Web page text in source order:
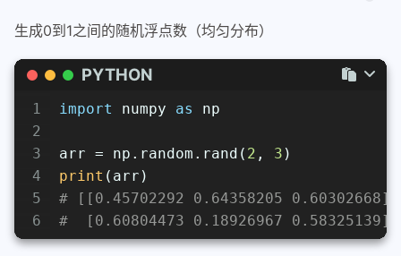
生成0到1之间的随机浮点数（均匀分布）
PYTHON
1
2
3
4
5
6
import numpy as np
arr = np.random.rand( 2 , 3 )
print (arr)
# [[0.45702292 0.64358205 0.60302668]
#  [0.60804473 0.18926967 0.58325139]]